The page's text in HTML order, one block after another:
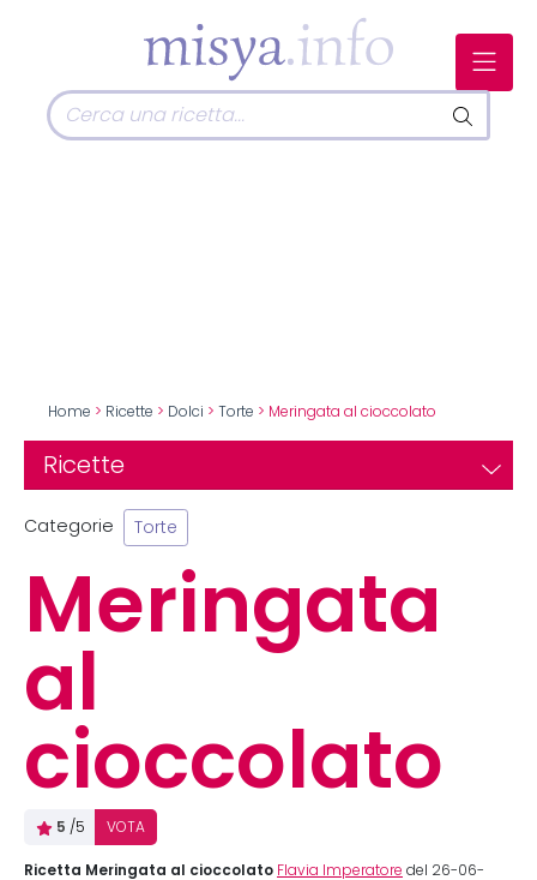
Home > Ricette > Dolci > Torte > Meringata al cioccolato
Ricette
Categorie Torte
Meringata
al
cioccolato
5 /5 VOTA
Ricetta Meringata al cioccolato Flavia Imperatore del 26-06-